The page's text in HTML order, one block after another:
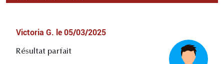
Victoria G. le 05/03/2025
Résultat parfait